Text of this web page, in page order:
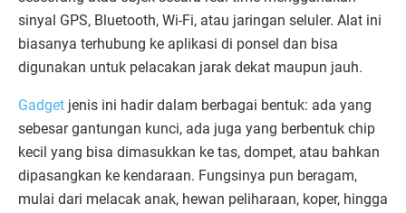
sinyal GPS, Bluetooth, Wi-Fi, atau jaringan seluler. Alat ini
biasanya terhubung ke aplikasi di ponsel dan bisa
digunakan untuk pelacakan jarak dekat maupun jauh.
Gadget jenis ini hadir dalam berbagai bentuk: ada yang
sebesar gantungan kunci, ada juga yang berbentuk chip
kecil yang bisa dimasukkan ke tas, dompet, atau bahkan
dipasangkan ke kendaraan. Fungsinya pun beragam,
mulai dari melacak anak, hewan peliharaan, koper, hingga